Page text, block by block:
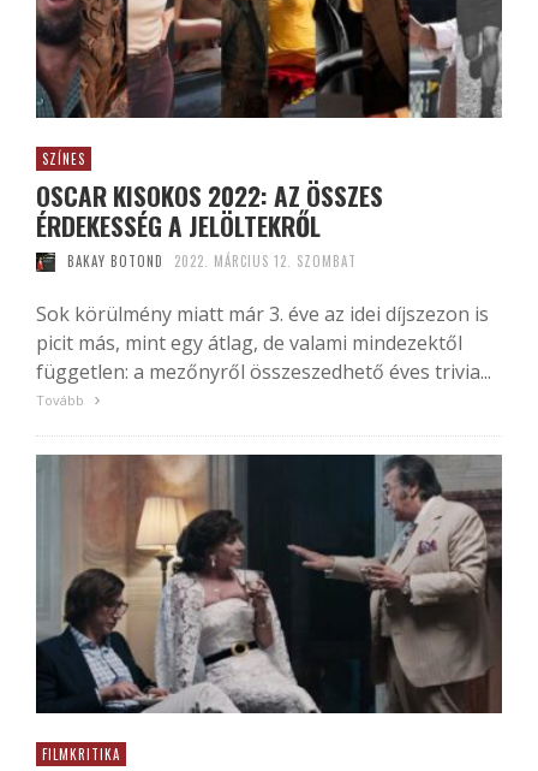
SZÍNES
OSCAR KISOKOS 2022: AZ ÖSSZES
ÉRDEKESSÉG A JELÖLTEKRŐL
BAKAY BOTOND 2022. MÁRCIUS 12. SZOMBAT
Sok körülmény miatt már 3. éve az idei díjszezon is
picit más, mint egy átlag, de valami mindezektől
független: a mezőnyről összeszedhető éves trivia...
Tovább
FILMKRITIKA